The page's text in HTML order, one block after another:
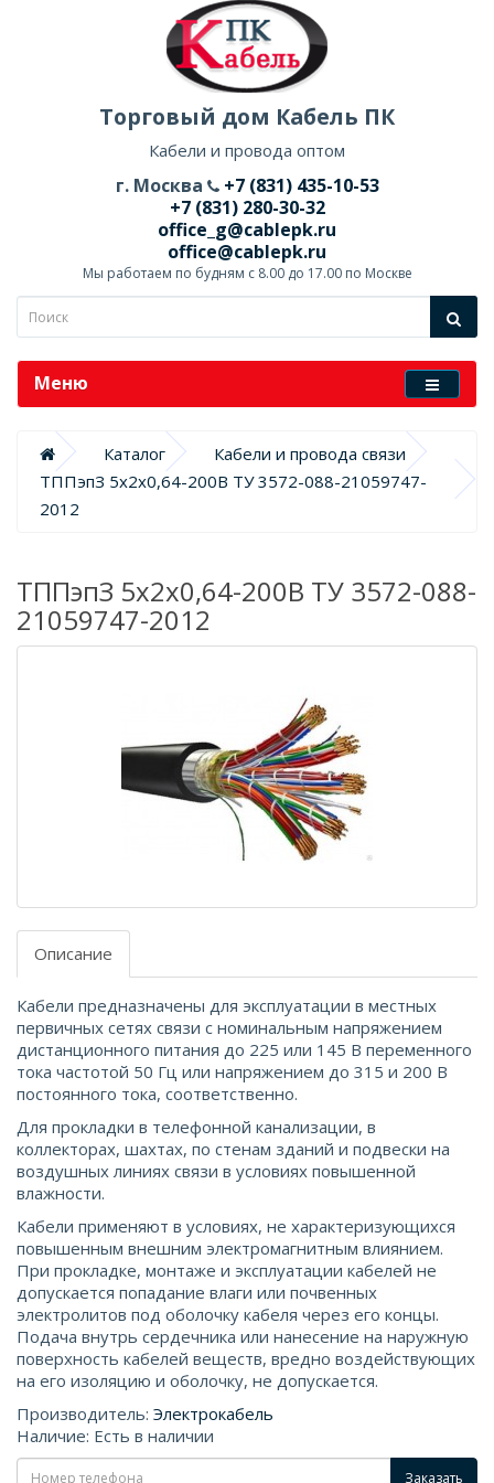
Торговый дом Кабель ПК
Кабели и провода оптом
г. Москва
+7 (831) 435-10-53
+7 (831) 280-30-32
office_g@cablepk.ru
office@cablepk.ru
Мы работаем по будням с 8.00 до 17.00 по Москве
Меню
Каталог
Кабели и провода связи
ТППэпЗ 5х2х0,64-200В ТУ 3572-088-21059747-
2012
ТППэпЗ 5х2х0,64-200В ТУ 3572-088-
21059747-2012
Описание
Кабели предназначены для эксплуатации в местных
первичных сетях связи с номинальным напряжением
дистанционного питания до 225 или 145 В переменного
тока частотой 50 Гц или напряжением до 315 и 200 В
постоянного тока, соответственно.
Для прокладки в телефонной канализации, в
коллекторах, шахтах, по стенам зданий и подвески на
воздушных линиях связи в условиях повышенной
влажности.
Кабели применяют в условиях, не характеризующихся
повышенным внешним электромагнитным влиянием.
При прокладке, монтаже и эксплуатации кабелей не
допускается попадание влаги или почвенных
электролитов под оболочку кабеля через его концы.
Подача внутрь сердечника или нанесение на наружную
поверхность кабелей веществ, вредно воздействующих
на его изоляцию и оболочку, не допускается.
Производитель: Электрокабель
Наличие: Есть в наличии
Заказать